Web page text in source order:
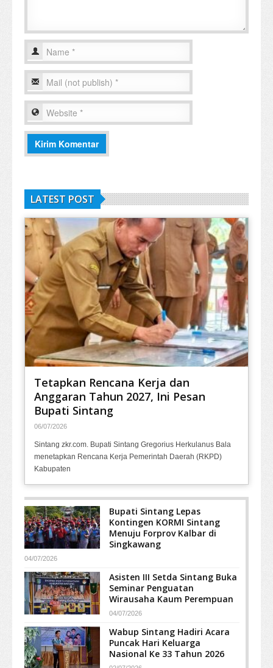
LATEST POST
Tetapkan Rencana Kerja dan
Anggaran Tahun 2027, Ini Pesan
Bupati Sintang
06/07/2026
Sintang zkr.com. Bupati Sintang Gregorius Herkulanus Bala
menetapkan Rencana Kerja Pemerintah Daerah (RKPD)
Kabupaten
Bupati Sintang Lepas
Kontingen KORMI Sintang
Menuju Forprov Kalbar di
Singkawang
04/07/2026
Asisten III Setda Sintang Buka
Seminar Penguatan
Wirausaha Kaum Perempuan
04/07/2026
Wabup Sintang Hadiri Acara
Puncak Hari Keluarga
Nasional Ke 33 Tahun 2026